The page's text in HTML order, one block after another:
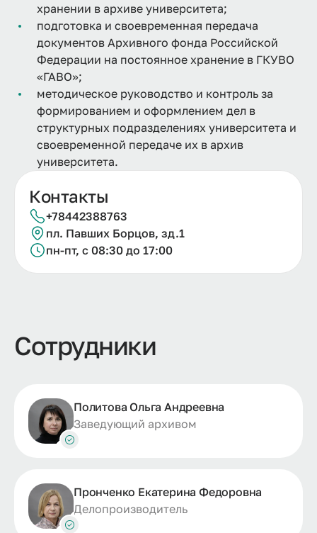
хранении в архиве университета;
подготовка и своевременная передача
документов Архивного фонда Российской
Федерации на постоянное хранение в ГКУВО
«ГАВО»;
методическое руководство и контроль за
формированием и оформлением дел в
структурных подразделениях университета и
своевременной передаче их в архив
университета.
Контакты
+78442388763
пл. Павших Борцов, зд.1
пн-пт, с 08:30 до 17:00
Сотрудники
Политова Ольга Андреевна
Заведующий архивом
Пронченко Екатерина Федоровна
Делопроизводитель